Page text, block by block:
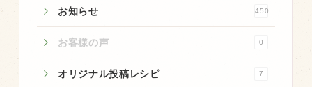
お知らせ 450
お客様の声 0
オリジナル投稿レシピ 7